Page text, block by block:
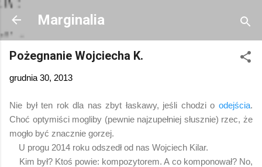
Przejdź do głównej zawartości
Marginalia
Pożegnanie Wojciecha K.
grudnia 30, 2013
Nie był ten rok dla nas zbyt łaskawy, jeśli chodzi o odejścia.
Choć optymiści mogliby (pewnie najzupełniej słusznie) rzec, że
mogło być znacznie gorzej.
U progu 2014 roku odszedł od nas Wojciech Kilar.
Kim był? Ktoś powie: kompozytorem. A co komponował? No,